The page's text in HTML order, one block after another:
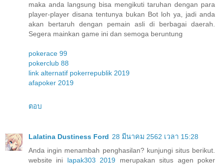
maka anda langsung bisa mengikuti taruhan dengan para
player-player disana tentunya bukan Bot loh ya, jadi anda
akan bertaruh dengan pemain asli di berbagai daerah.
Segera mainkan game ini dan semoga beruntung
pokerace 99
pokerclub 88
link alternatif pokerrepublik 2019
afapoker 2019
ตอบ
Lalatina Dustiness Ford 28 มีนาคม 2562 เวลา 15:28
Anda ingin menambah penghasilan? kunjungi situs berikut.
website ini lapak303 2019 merupakan situs agen poker